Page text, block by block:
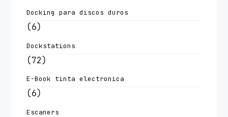
Docking para discos duros
(6)
Dockstations
(72)
E-Book tinta electronica
(6)
Escaners